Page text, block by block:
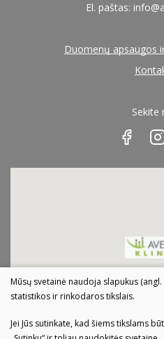
El. paštas:
Duomenų apsaugos
Sekite
Mūsų svetainė naudoja slapukus
statistikos ir rinkodaros tikslais.
Jei Jūs sutinkate, kad šiems tikslams